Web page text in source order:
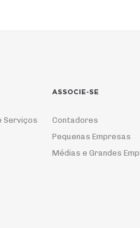
Serviços
ASSOCIE-SE
Contadores
Pequenas Empresas
Médias e Grandes